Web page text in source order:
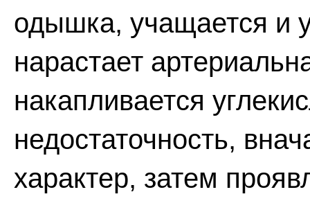
одышка, учащается и
нарастает
накапливается
недостаточность,
характер, затем